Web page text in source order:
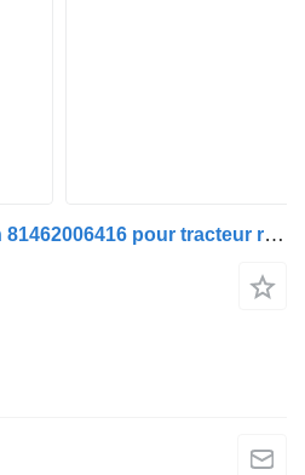
MAN boîtier de direction 81462006416 pour tracteur routier MAN TGA 26.430